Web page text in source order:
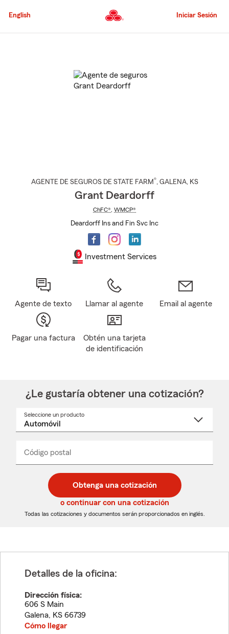
al
principal
English Iniciar Sesión
AGENTE DE SEGUROS DE STATE FARM®, GALENA, KS
Grant Deardorff
ChFC® WMCP®
Deardorff Ins and Fin Svc Inc
Investment Services
Agente de texto Llamar al agente Email al agente
Pagar una factura
Obtén una tarjeta
de identificación
¿Le gustaría obtener una cotización?
Seleccione un producto
desplegable
Código postal
de
5
dígitos
de
5
dígitos
_____
Obtenga una cotización
o continuar con una cotización
Todas las cotizaciones y documentos serán proporcionados en inglés.
Detalles de la oficina:
Dirección física:
606 S Main
Galena, KS 66739
Cómo llegar